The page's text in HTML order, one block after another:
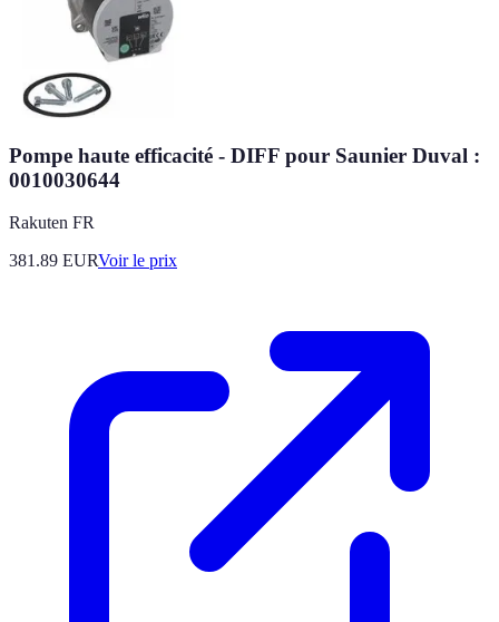
Pompe haute efficacité - DIFF pour Saunier Duval :
0010030644
Rakuten FR
381.89 EURVoir le prix